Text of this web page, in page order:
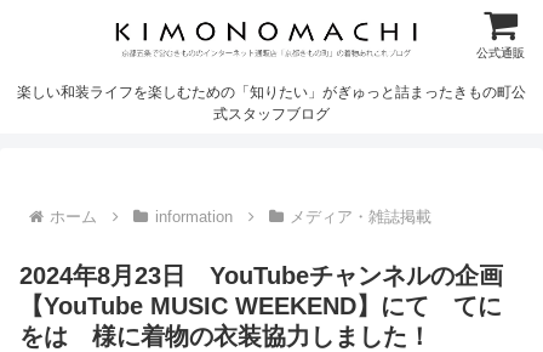
公式通販
楽しい和装ライフを楽しむための「知りたい」がぎゅっと詰まったきもの町公
式スタッフブログ
ホーム information メディア・雑誌掲載
2024年8月23日 YouTubeチャンネルの企画
【YouTube MUSIC WEEKEND】にて てに
をは 様に着物の衣装協力しました！